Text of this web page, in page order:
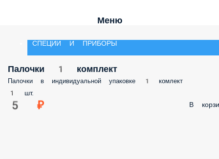
Меню
СПЕЦИИ И ПРИБОРЫ
Палочки 1 комплект
Палочки в индивидуальной упаковке 1 комлект
1 шт.
5 ₽ В